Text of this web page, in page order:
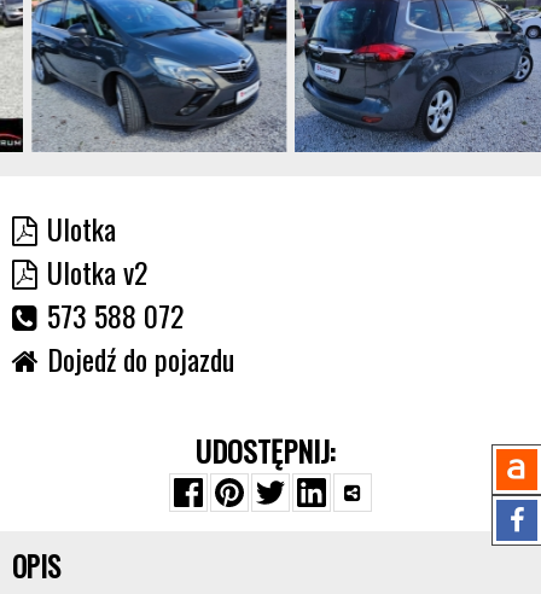
Ulotka
Ulotka v2
573 588 072
Dojedź do pojazdu
UDOSTĘPNIJ:
OPIS